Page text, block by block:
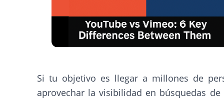
Si tu objetivo es llegar a millones de
aprovechar la visibilidad en búsquedas de